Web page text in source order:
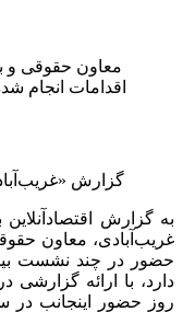
معاون حقوقی و
اقدامات انجام
به گزارش
غریب‌آبادی، معاون
حضور در چند نشست
دارد، با ارائه
روز حضور اینجانب در